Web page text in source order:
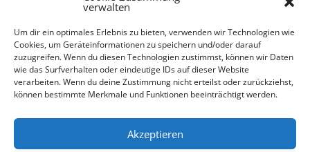
verwalten
Um dir ein optimales Erlebnis zu bieten, verwenden wir Technologien wie
Cookies, um Geräteinformationen zu speichern und/oder darauf
zuzugreifen. Wenn du diesen Technologien zustimmst, können wir Daten
wie das Surfverhalten oder eindeutige IDs auf dieser Website
verarbeiten. Wenn du deine Zustimmung nicht erteilst oder zurückziehst,
können bestimmte Merkmale und Funktionen beeinträchtigt werden.
Akzeptieren
71 von 195 Seiten gelesen